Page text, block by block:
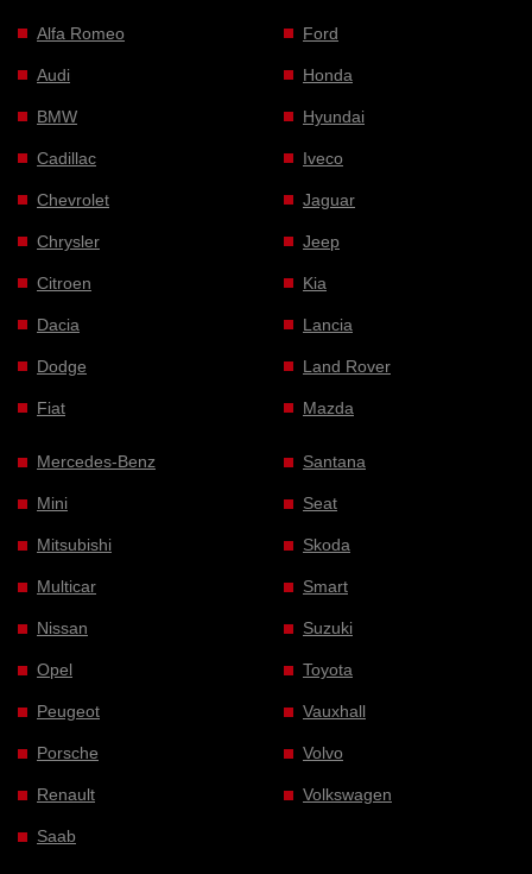
Alfa Romeo
Audi
BMW
Cadillac
Chevrolet
Chrysler
Citroen
Dacia
Dodge
Fiat
Ford
Honda
Hyundai
Iveco
Jaguar
Jeep
Kia
Lancia
Land Rover
Mazda
Mercedes-Benz
Mini
Mitsubishi
Multicar
Nissan
Opel
Peugeot
Porsche
Renault
Saab
Santana
Seat
Skoda
Smart
Suzuki
Toyota
Vauxhall
Volvo
Volkswagen